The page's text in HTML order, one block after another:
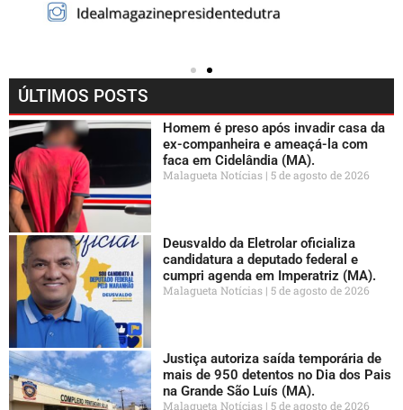
ÚLTIMOS POSTS
Homem é preso após invadir casa da
ex-companheira e ameaçá-la com
faca em Cidelândia (MA).
Malagueta Notícias 5 de agosto de 2026
Deusvaldo da Eletrolar oficializa
candidatura a deputado federal e
cumpri agenda em Imperatriz (MA).
Malagueta Notícias 5 de agosto de 2026
Justiça autoriza saída temporária de
mais de 950 detentos no Dia dos Pais
na Grande São Luís (MA).
Malagueta Notícias 5 de agosto de 2026